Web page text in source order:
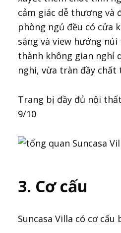
cảm giác dễ thương và
phòng ngủ đều có cửa
sáng và view hướng
thành không gian nghỉ
nghi, vừa tràn đầy chất
Trang bị đầy đủ nội
9/10
3. Cơ cấu
Suncasa Villa có cơ cấu